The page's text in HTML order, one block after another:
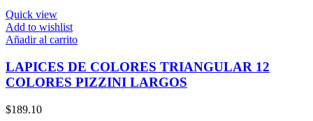
Quick view
Add to wishlist
Añadir al carrito
LAPICES DE COLORES TRIANGULAR 12
COLORES PIZZINI LARGOS
$189.10